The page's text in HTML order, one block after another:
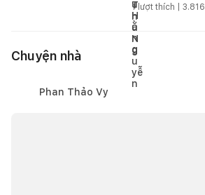
1lượt thích | 3.816
Chuyện nhà
Phan Thảo Vy